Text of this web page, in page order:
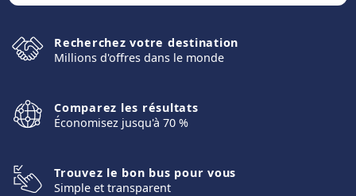
Recherchez votre destination
Millions d'offres dans le monde
Comparez les résultats
Économisez jusqu'à 70 %
Trouvez le bon bus pour vous
Simple et transparent